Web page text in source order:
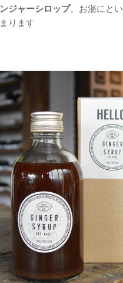
ンジャーシロップ。お湯にと
まります